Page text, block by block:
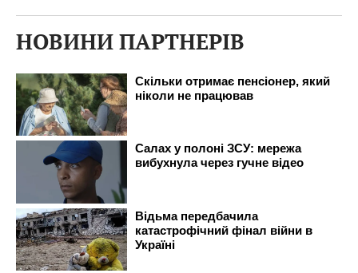
НОВИНИ ПАРТНЕРІВ